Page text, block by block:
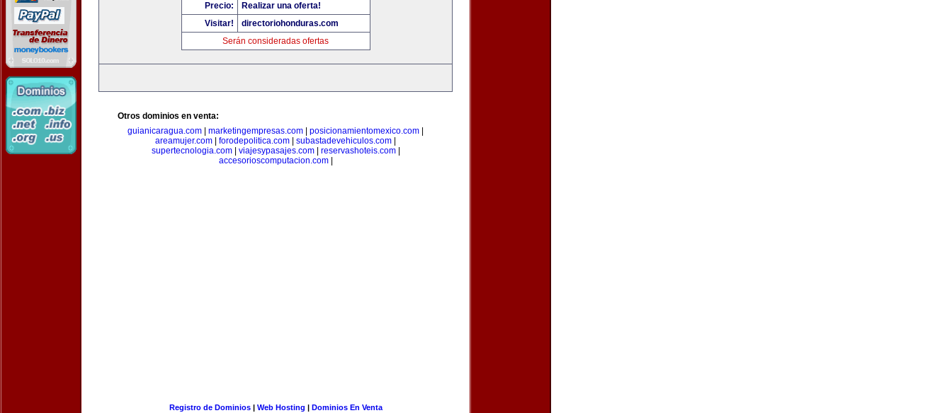
Precio:
Realizar una oferta!
Visitar!
directoriohonduras.com
Serán consideradas ofertas
Otros dominios en venta:
guianicaragua.com
marketingempresas.com posicionamientomexico.com
areamujer.com
forodepolitica.com subastadevehiculos.com
supertecnologia.com| viajesypasajes.com| reservashoteis.com|
accesorioscomputacion.com|
Registro de Dominios| Web Hosting | Dominios En Venta